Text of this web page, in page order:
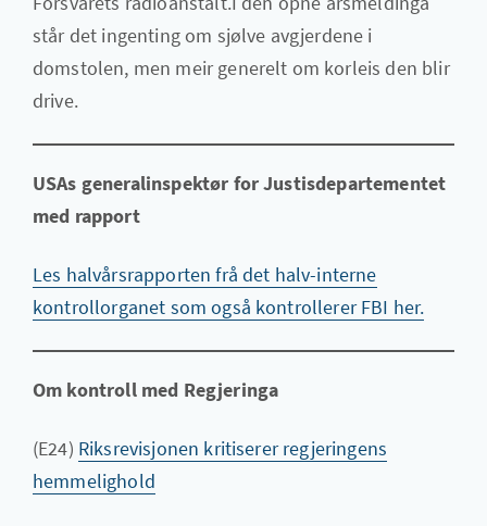
står det ingenting om sjølve avgjerdene i
domstolen, men meir generelt om korleis den blir
drive.
USAs generalinspektør for Justisdepartementet
med rapport
Les halvårsrapporten frå det halv-interne
kontrollorganet som også kontrollerer FBI her.
Om kontroll med Regjeringa
(E24) Riksrevisjonen kritiserer regjeringens
hemmelighold